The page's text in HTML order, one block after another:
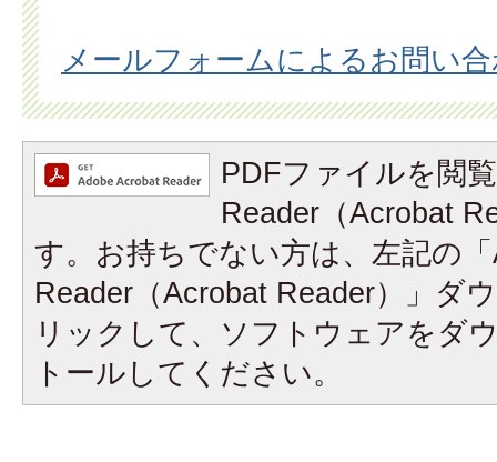
メールフォームによるお問い
PDFファイルを閲
Reader（Acrobat
す。お持ちでない方は、左記の
Reader（Acrobat Reader）」ダ
リックして、ソフトウェアをダ
トールしてください。